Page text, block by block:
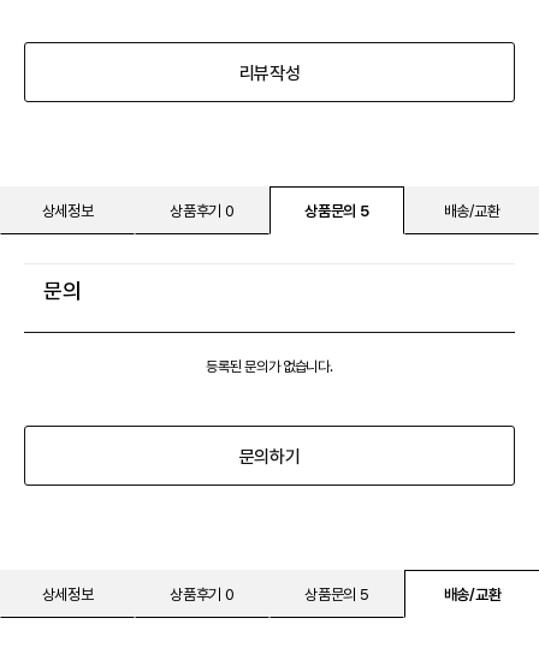
리뷰작성
상세정보 상품후기 0 상품문의 5 배송/교환
문의
등록된 문의가 없습니다.
문의하기
상세정보 상품후기 0 상품문의 5 배송/교환